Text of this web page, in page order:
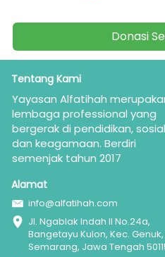
`Donasi
Tentang Kami
Yayasan Alfatihah
lembaga professional yang
bergerak di pendidikan,
dan keagamaan. Berdiri
semenjak tahun 2017
Alamat
info@alfatihah.com
Jl. Ngablak Indah II No.24a,
Bangetayu Kulon, Kec.
Semarang, Jawa Tengah